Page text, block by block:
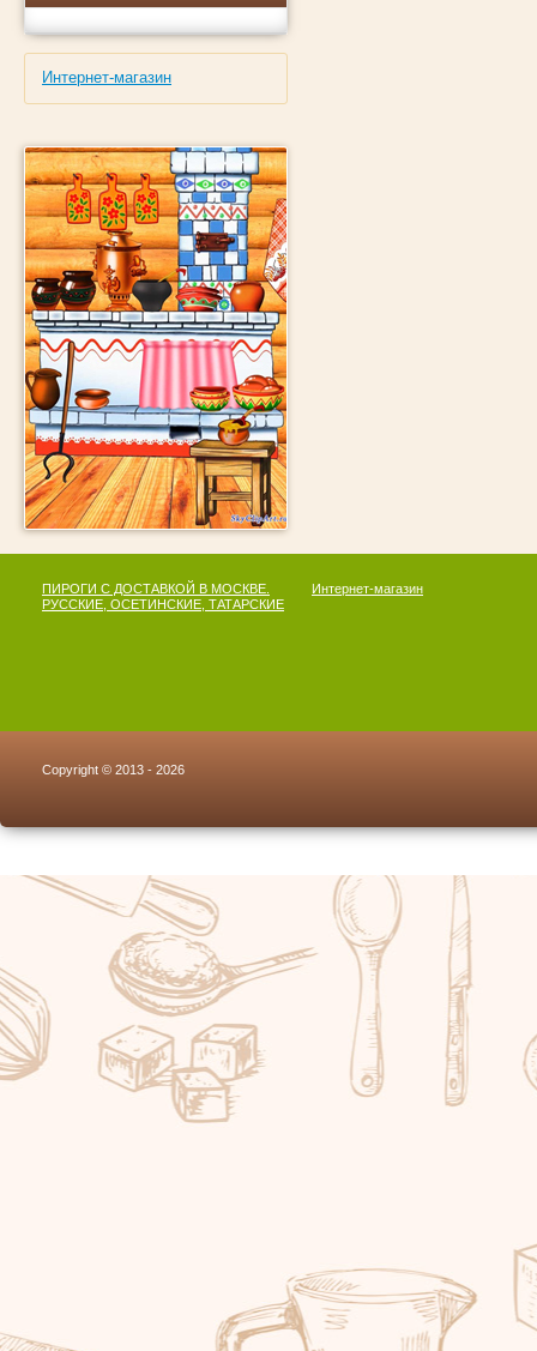
Интернет-магазин
ПИРОГИ С ДОСТАВКОЙ В МОСКВЕ.
РУССКИЕ, ОСЕТИНСКИЕ, ТАТАРСКИЕ
Интернет-магазин
Copyright © 2013 - 2026